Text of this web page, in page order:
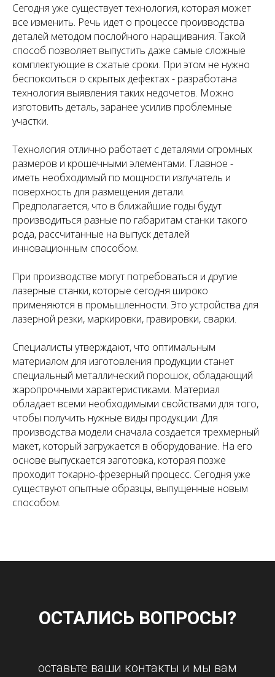
Сегодня уже существует технология, которая может
все изменить. Речь идет о процессе производства
деталей методом послойного наращивания. Такой
способ позволяет выпустить даже самые сложные
комплектующие в сжатые сроки. При этом не нужно
беспокоиться о скрытых дефектах - разработана
технология выявления таких недочетов. Можно
изготовить деталь, заранее усилив проблемные
участки.
Технология отлично работает с деталями огромных
размеров и крошечными элементами. Главное -
иметь необходимый по мощности излучатель и
поверхность для размещения детали.
Предполагается, что в ближайшие годы будут
производиться разные по габаритам станки такого
рода, рассчитанные на выпуск деталей
инновационным способом.
При производстве могут потребоваться и другие
лазерные станки, которые сегодня широко
применяются в промышленности. Это устройства для
лазерной резки, маркировки, гравировки, сварки.
Специалисты утверждают, что оптимальным
материалом для изготовления продукции станет
специальный металлический порошок, обладающий
жаропрочными характеристиками. Материал
обладает всеми необходимыми свойствами для того,
чтобы получить нужные виды продукции. Для
производства модели сначала создается трехмерный
макет, который загружается в оборудование. На его
основе выпускается заготовка, которая позже
проходит токарно-фрезерный процесс. Сегодня уже
существуют опытные образцы, выпущенные новым
способом.
ОСТАЛИСЬ ВОПРОСЫ?
оставьте ваши контакты и мы вам